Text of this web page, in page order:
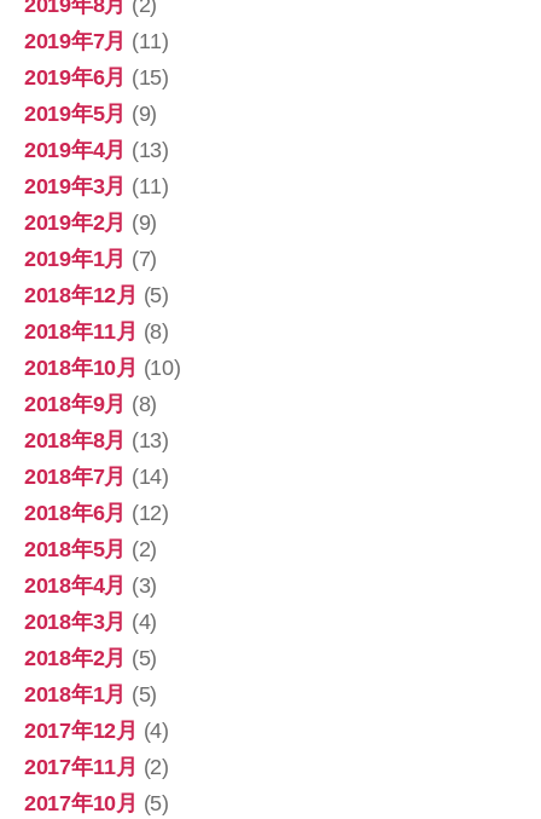
2019年8月 (2)
2019年7月 (11)
2019年6月 (15)
2019年5月 (9)
2019年4月 (13)
2019年3月 (11)
2019年2月 (9)
2019年1月 (7)
2018年12月 (5)
2018年11月 (8)
2018年10月 (10)
2018年9月 (8)
2018年8月 (13)
2018年7月 (14)
2018年6月 (12)
2018年5月 (2)
2018年4月 (3)
2018年3月 (4)
2018年2月 (5)
2018年1月 (5)
2017年12月 (4)
2017年11月 (2)
2017年10月 (5)